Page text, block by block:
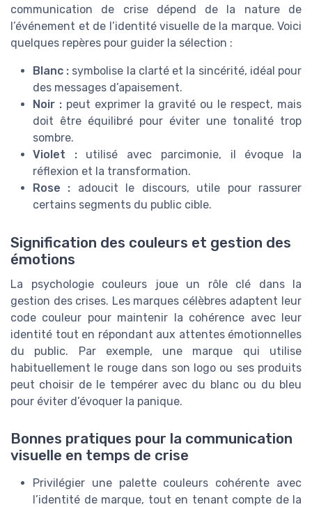
communication de crise dépend de la nature de
l’événement et de l’identité visuelle de la marque. Voici
quelques repères pour guider la sélection :
Blanc : symbolise la clarté et la sincérité, idéal pour
des messages d’apaisement.
Noir : peut exprimer la gravité ou le respect, mais
doit être équilibré pour éviter une tonalité trop
sombre.
Violet :utilisé avec parcimonie, il évoque la
réflexion et la transformation.
Rose : adoucit le discours, utile pour rassurer
certains segments du public cible.
Signification des couleurs et gestion des
émotions
La psychologie couleurs joue un rôle clé dans la
gestion des crises. Les marques célèbres adaptent leur
code couleur pour maintenir la cohérence avec leur
identité tout en répondant aux attentes émotionnelles
du public. Par exemple, une marque qui utilise
habituellement le rouge dans son logo ou ses produits
peut choisir de le tempérer avec du blanc ou du bleu
pour éviter d’évoquer la panique.
Bonnes pratiques pour la communication
visuelle en temps de crise
Privilégier une palette couleurs cohérente avec
l’identité de marque, tout en tenant compte de la